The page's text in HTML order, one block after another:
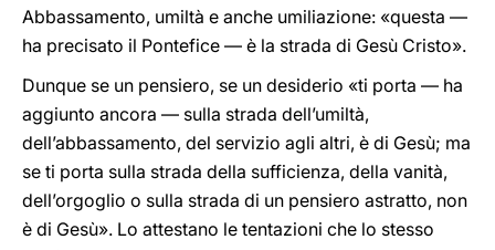
Abbassamento, umiltà e anche umiliazione: «questa —
ha precisato il Pontefice — è la strada di Gesù Cristo».
Dunque se un pensiero, se un desiderio «ti porta — ha
aggiunto ancora — sulla strada dell’umiltà,
dell’abbassamento, del servizio agli altri, è di Gesù; ma
se ti porta sulla strada della sufficienza, della vanità,
dell’orgoglio o sulla strada di un pensiero astratto, non
è di Gesù». Lo attestano le tentazioni che lo stesso